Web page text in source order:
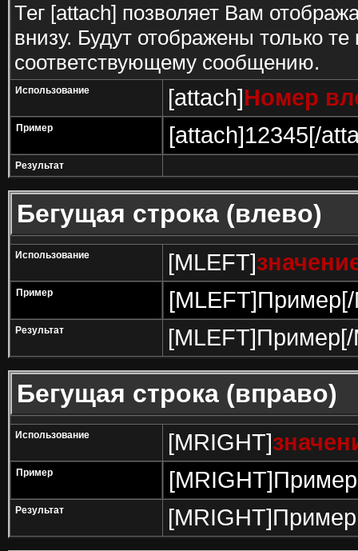
Тег [attach] позволяет Вам
внизу. Будут отображены только
соответствующему сообщению.
Использование [attach]Номер
Пример [attach]12345[/
Результат
Бегущая строка (влево)
Использование [MLEFT]
Пример
Результат
Бегущая строка (вправо)
Использование [MRIGHT]
Пример
Результат